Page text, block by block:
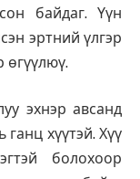
байдаг. Үүн
эртний үлгэр
өгүүлюү.
эхнэр авсанд
ганц хүүтэй. Хүү
болохоор